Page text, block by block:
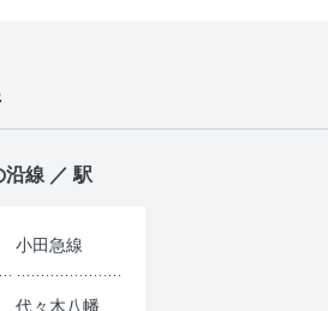
線 ／ 駅
小田急線
代々木八幡